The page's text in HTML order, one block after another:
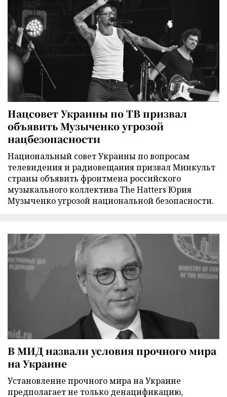
Нацсовет Украины по ТВ призвал
объявить Музыченко угрозой
нацбезопасности
Национальный совет Украины по вопросам
телевидения и радиовещания призвал Минкульт
страны объявить фронтмена российского
музыкального коллектива The Hatters Юрия
Музыченко угрозой национальной безопасности.
В МИД назвали условия прочного мира
на Украине
Установление прочного мира на Украине
предполагает не только денацификацию,